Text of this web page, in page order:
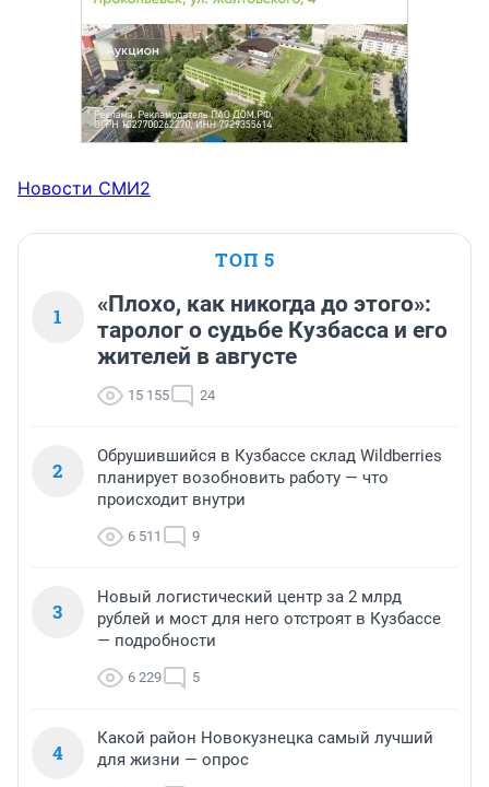
Новости СМИ2
ТОП 5
1
«Плохо, как никогда до этого»:
таролог о судьбе Кузбасса и его
жителей в августе
15 155 24
2
Обрушившийся в Кузбассе склад Wildberries
планирует возобновить работу — что
происходит внутри
6 511 9
3
Новый логистический центр за 2 млрд
рублей и мост для него отстроят в Кузбассе
— подробности
6 229 5
4
Какой район Новокузнецка самый лучший
для жизни — опрос